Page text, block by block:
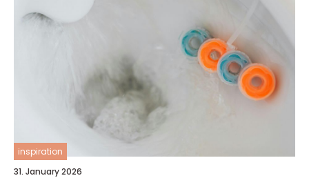
inspiration
31. January 2026